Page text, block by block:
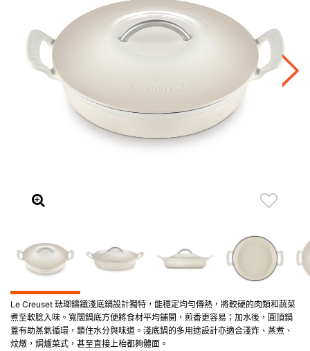
Le Creuset 琺瑯鑄鐵淺底鍋設計獨特，能穩定均勻傳熱，將較硬的肉類和蔬菜
煮至軟腍入味。寬闊鍋底方便將食材平均鋪開，煎香更容易；加水後，圓頂鍋
蓋有助蒸氣循環，鎖住水分與味道。淺底鍋的多用途設計亦適合淺炸、蒸煮、
炆燉，焗爐菜式，甚至直接上枱都夠體面。